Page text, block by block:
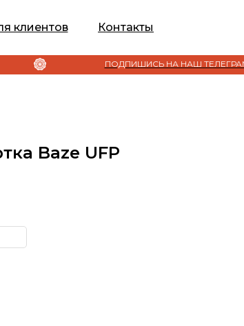
клиентов Контакты
ПОДПИШИСЬ НА НАШ ТЕЛЕГРАММ
Baze UFP